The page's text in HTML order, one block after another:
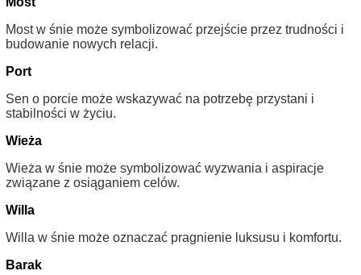
Most w śnie może symbolizować przejście przez trudności i
budowanie nowych relacji.
Port
Sen o porcie może wskazywać na potrzebę przystani i
stabilności w życiu.
Wieża
Wieża w śnie może symbolizować wyzwania i aspiracje
związane z osiąganiem celów.
Willa
Willa w śnie może oznaczać pragnienie luksusu i komfortu.
Barak